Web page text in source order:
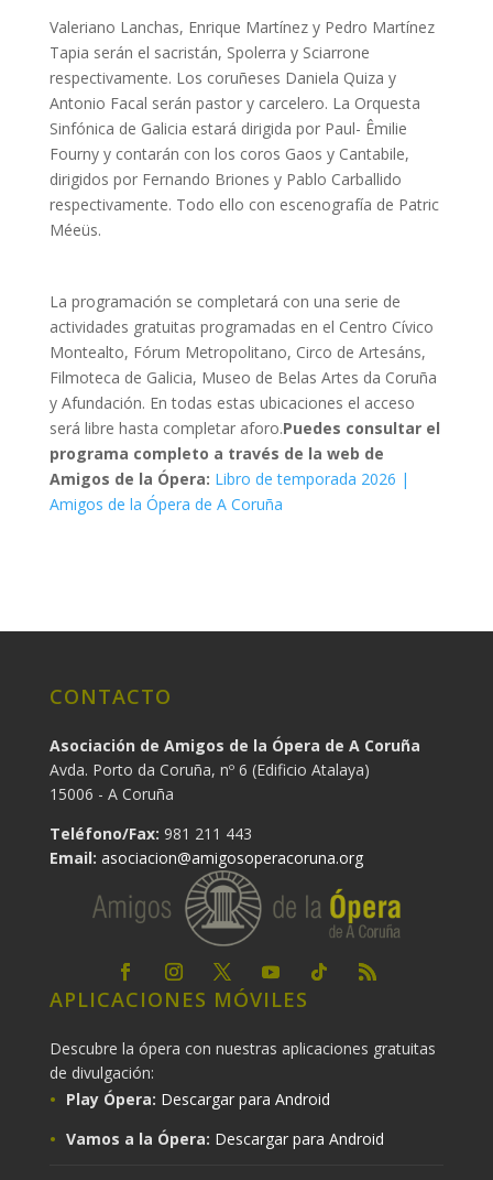
Valeriano Lanchas, Enrique Martínez y Pedro Martínez
Tapia serán el sacristán, Spolerra y Sciarrone
respectivamente. Los coruñeses Daniela Quiza y
Antonio Facal serán pastor y carcelero. La Orquesta
Sinfónica de Galicia estará dirigida por Paul- Êmilie
Fourny y contarán con los coros Gaos y Cantabile,
dirigidos por Fernando Briones y Pablo Carballido
respectivamente. Todo ello con escenografía de Patric
Méeüs.
La programación se completará con una serie de
actividades gratuitas programadas en el Centro Cívico
Montealto, Fórum Metropolitano, Circo de Artesáns,
Filmoteca de Galicia, Museo de Belas Artes da Coruña
y Afundación. En todas estas ubicaciones el acceso
será libre hasta completar aforo.Puedes consultar el
programa completo a través de la web de
Amigos de la Ópera: Libro de temporada 2026 |
Amigos de la Ópera de A Coruña
CONTACTO
Asociación de Amigos de la Ópera de A Coruña
Avda. Porto da Coruña, nº 6 (Edificio Atalaya)
15006 - A Coruña
Teléfono/Fax: 981 211 443
Email: asociacion@amigosoperacoruna.org
APLICACIONES MÓVILES
Descubre la ópera con nuestras aplicaciones gratuitas
de divulgación:
Play Ópera: Descargar para Android
Vamos a la Ópera: Descargar para Android